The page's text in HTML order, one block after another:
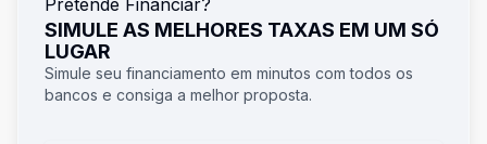
Pretende Financiar?
SIMULE AS MELHORES TAXAS EM UM SÓ
LUGAR
Simule seu financiamento em minutos com todos os
bancos e consiga a melhor proposta.